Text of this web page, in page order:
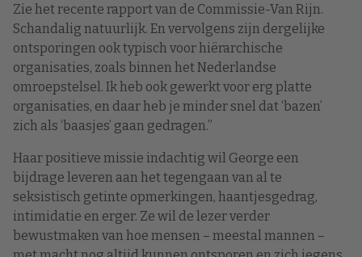
Zie het recente rapport van de Commissie-Van Rijn.
Schandalig natuurlijk. En vervolgens zijn dergelijke
ontsporingen ook typisch voor hiërarchische
organisaties, zoals binnen het Nederlandse
omroepstelsel. Ik heb ook gewerkt voor erg platte
organisaties, en daar heb je minder snel dat ‘bazen’
zich als ‘baasjes’ gaan gedragen.”
Haar positieve missie indachtig wil George een
bijdrage leveren aan het tegengaan van al te
seksistisch getinte opmerkingen, haantjesgedrag,
intimidatie en erger. Ze wil de lezer verder
bewustmaken van hoe mensen – meestal mannen –